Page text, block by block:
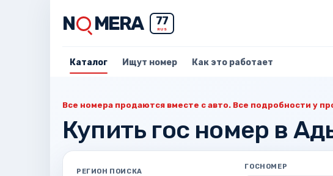
N MERA 77
RUS
Каталог Ищут номер Как это работает
Все номера продаются вместе с авто. Все подробности у
Купить гос номер в
РЕГИОН ПОИСКА
ГОСНОМЕР